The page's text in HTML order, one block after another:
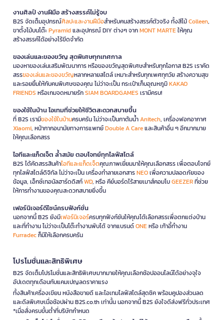
งานศิลป์ งานฝีมือ สร้างสรรค์ไม่รู้จบ
B2S จัดเต็มอุปกรณ์ศิลปะและงานฝีมือสำหรับคนสร้างสรรค์ตัวจริง ทั้งสีไม้Colleen,
ขาตั้งไม้บนโต๊ะPyramidและอุปกรณ์ DIY ต่างๆ จากMONT MARTEให้คุณ
สร้างสรรค์ได้อย่างไร้ขีดจำกัด
ของเล่นและของขวัญ สุดพิเศษทุกเทศกาล
มองหาของเล่นเสริมพัฒนาการ หรือของขวัญสุดพิเศษสำหรับทุกโอกาส B2S เราคัด
สรรของเล่นและของขวัญหลากหลายสไตล์ เหมาะสำหรับทุกเพศทุกวัย สร้างความสุข
และรอยยิ้มให้กับคนพิเศษของคุณ ไม่ว่าจะเป็น กระเป๋าเก็บอุณหภูมิKAKAO
FRIENDS หรือเกมจดหมายรักSIAM BOARDGAMES เรามีครบ!
ของใช้ในบ้าน ไอเทมที่ช่วยให้ชีวิตสะดวกสบายขึ้น
ที่ B2S เรามีของใช้ในบ้านครบครัน ไม่ว่าจะเป็นกาต้มน้ำAnitech, เครื่องฟอกอากาศ
Xiaomi, หน้ากากอนามัยทางการแพทย์Double A Careและสินค้าอื่น ๆ อีกมากมาย
ให้คุณเลือกสรร
ไอทีและแก็ดเจ็ต ล้ำสมัย ตอบโจทย์ทุกไลฟ์สไตล์
B2S ได้คัดสรรสินค้าไอทีและแก็ดเจ็ตคุณภาพเยี่ยมมาให้คุณเลือกสรร เพื่อตอบโจทย์
ทุกไลฟ์สไตล์ดิจิทัล ไม่ว่าจะเป็น เครื่องทำลายเอกสารNEOเพื่อความปลอดภัยของ
ข้อมูล, เอ็กซ์เทอนัลฮาร์ดดิสก์WD, หรือ คีย์บอร์ดไร้สายเมาส์คอมโบGEEZERที่ช่วย
ให้การทำงานของคุณสะดวกสบายยิ่งขึ้น
เฟอร์นิเจอร์ดีไซน์ครบฟังก์ชั่น
นอกจากนี้ B2S ยังมีเฟอร์นิเจอร์ครบทุกฟังก์ชันให้คุณได้เลือกสรรเพื่อตกแต่งบ้าน
และที่ทำงาน ไม่ว่าจะเป็นโต๊ะทำงานพับได้ จากแบรนด์ONEหรือ เก้าอี้ทำงาน
Furradecก็มีให้เลือกครบครัน
โปรโมชั่นและสิทธิพิเศษ
B2S จัดเต็มโปรโมชั่นและสิทธิพิเศษมากมายให้คุณเลือกช้อปออนไลน์ได้อย่างจุใจ
อัปเดตทุกเดือนกับแคมเปญลดราคาแรง
ทั้งสินค้าเครื่องเขียน หนังสือขายดี และไอเทมไลฟ์สไตล์สุดชิค พร้อมคูปองส่วนลด
และดีลพิเศษเมื่อช้อปผ่าน B2S.co.th เท่านั้น นอกจากนี้ B2S ยังใจดีส่งฟรีทั่วประเทศ
*เมื่อสั่งครบขั้นต่ำที่บริษัทกำหนด